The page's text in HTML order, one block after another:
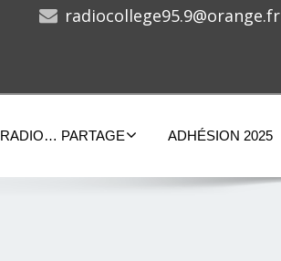
radiocollege95.9@orange.fr
RADIO… PARTAGE ADHÉSION 2025